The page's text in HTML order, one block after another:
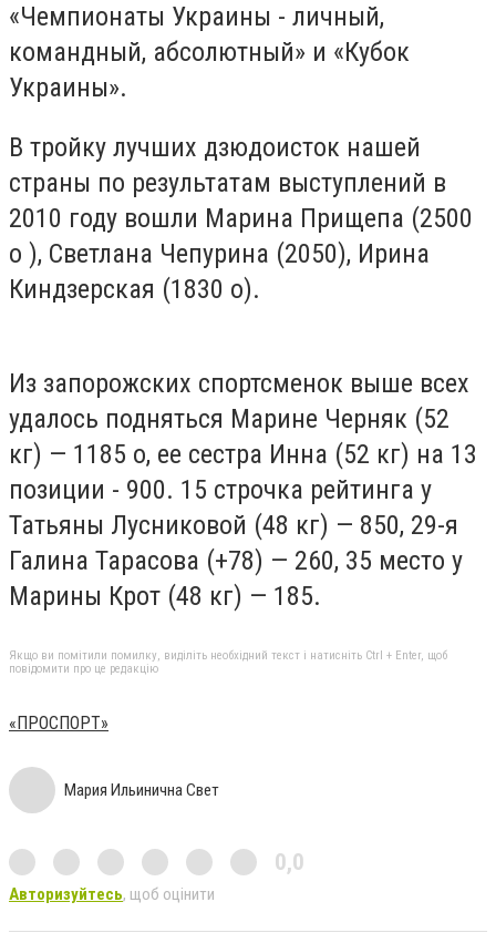
«Чемпионаты Украины - личный,
командный, абсолютный» и «Кубок
Украины».
В тройку лучших дзюдоисток нашей
страны по результатам выступлений в
2010 году вошли Марина Прищепа (2500
о ), Светлана Чепурина (2050), Ирина
Киндзерская (1830 о).
Из запорожских спортсменок выше всех
удалось подняться Марине Черняк (52
кг) — 1185 о, ее сестра Инна (52 кг) на 13
позиции - 900. 15 строчка рейтинга у
Татьяны Лусниковой (48 кг) — 850, 29-я
Галина Тарасова (+78) — 260, 35 место у
Марины Крот (48 кг) — 185.
Якщо ви помітили помилку, виділіть необхідний текст і натисніть Ctrl + Enter, щоб
повідомити про це редакцію
«ПРОСПОРТ»
Мария Ильинична Свет
0,0
Авторизуйтесь, щоб оцінити